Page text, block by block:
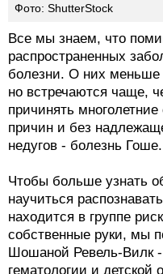
Фото: ShutterStock
Все мы знаем, что
распространенных
болезни. О них меньше
но встречаются чаще,
причинять
причин и без
недугов - болезнь Гоше.
Чтобы больше узнать
научиться
находится в группе
собственные руки, мы
Шошаной Ревель-Вилк
гематологии и детской